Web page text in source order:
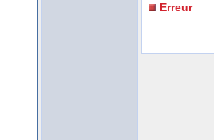
Erreur